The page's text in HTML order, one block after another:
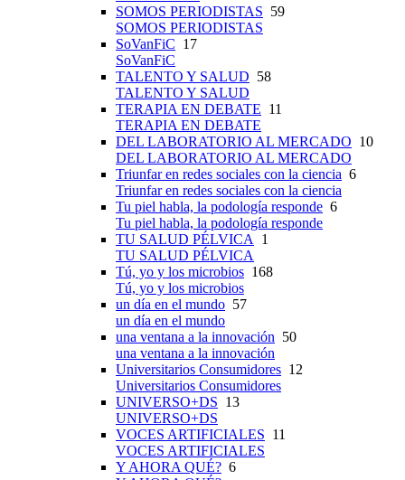
SOMOS PERIODISTAS 59
SOMOS PERIODISTAS
SoVanFiC 17
SoVanFiC
TALENTO Y SALUD 58
TALENTO Y SALUD
TERAPIA EN DEBATE 11
TERAPIA EN DEBATE
DEL LABORATORIO AL MERCADO 10
DEL LABORATORIO AL MERCADO
Triunfar en redes sociales con la ciencia 6
Triunfar en redes sociales con la ciencia
Tu piel habla, la podología responde 6
Tu piel habla, la podología responde
TU SALUD PÉLVICA
1
TU SALUD PÉLVICA
Tú, yo y los microbios 168
Tú, yo y los microbios
un día en el mundo 57
un día en el mundo
una ventana a la innovación 50
una ventana a la innovación
Universitarios Consumidores 12
Universitarios Consumidores
UNIVERSO+DS 13
UNIVERSO+DS
VOCES ARTIFICIALES 11
VOCES ARTIFICIALES
Y AHORA QUÉ? 6